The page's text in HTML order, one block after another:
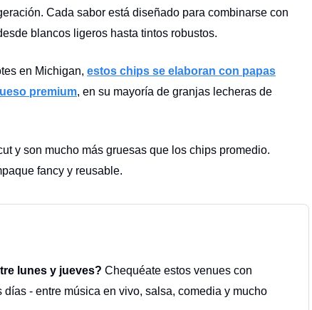
Cada sabor está diseñado para combinarse con
blancos ligeros hasta tintos robustos.
en Michigan, estos chips se elaboran con papas
premium, en su mayoría de granjas lecheras de
y son mucho más gruesas que los chips promedio.
fancy y reusable.
lunes y jueves? Chequéate estos venues con
días - entre música en vivo, salsa, comedia y mucho